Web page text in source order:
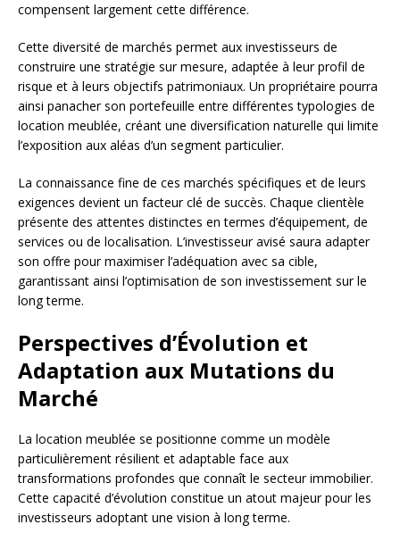
compensent largement cette différence.
Cette diversité de marchés permet aux investisseurs de
construire une stratégie sur mesure, adaptée à leur profil de
risque et à leurs objectifs patrimoniaux. Un propriétaire pourra
ainsi panacher son portefeuille entre différentes typologies de
location meublée, créant une diversification naturelle qui limite
l’exposition aux aléas d’un segment particulier.
La connaissance fine de ces marchés spécifiques et de leurs
exigences devient un facteur clé de succès. Chaque clientèle
présente des attentes distinctes en termes d’équipement, de
services ou de localisation. L’investisseur avisé saura adapter
son offre pour maximiser l’adéquation avec sa cible,
garantissant ainsi l’optimisation de son investissement sur le
long terme.
Perspectives d’Évolution et
Adaptation aux Mutations du
Marché
La location meublée se positionne comme un modèle
particulièrement résilient et adaptable face aux
transformations profondes que connaît le secteur immobilier.
Cette capacité d’évolution constitue un atout majeur pour les
investisseurs adoptant une vision à long terme.